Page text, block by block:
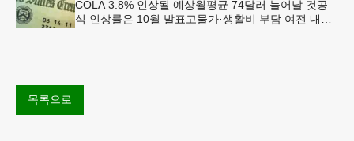
COLA 3.8% 인상될 예상월평균 74달러 늘어날 것공
식 인상률은 10월 발표고물가·생활비 부담 여전 내년
목록으로